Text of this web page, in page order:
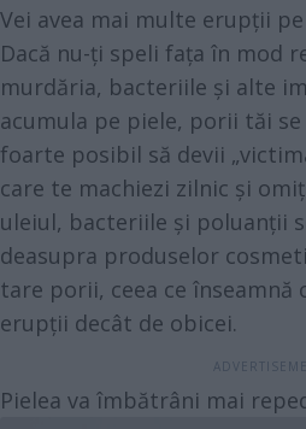
Vei avea mai multe erupții
Dacă nu-ți speli fața în mod
murdăria, bacteriile și alte
acumula pe piele, porii tăi
foarte posibil să devii
care te machiezi zilnic și
uleiul, bacteriile și poluanții
deasupra produselor
tare porii, ceea ce înseamnă
erupții decât de obicei.
Pielea va îmbătrâni mai